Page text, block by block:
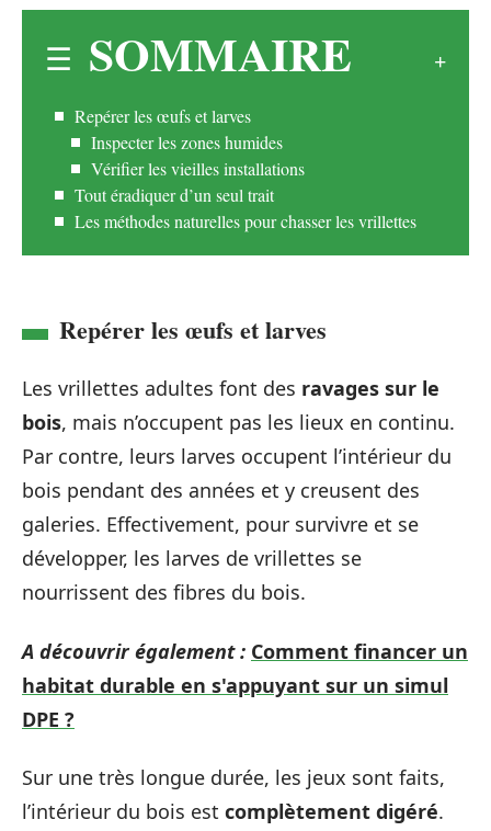
SOMMAIRE
Repérer les œufs et larves
Inspecter les zones humides
Vérifier les vieilles installations
Tout éradiquer d’un seul trait
Les méthodes naturelles pour chasser les vrillettes
Repérer les œufs et larves
Les vrillettes adultes font des ravages sur le
bois, mais n’occupent pas les lieux en continu.
Par contre, leurs larves occupent l’intérieur du
bois pendant des années et y creusent des
galeries. Effectivement, pour survivre et se
développer, les larves de vrillettes se
nourrissent des fibres du bois.
A découvrir également : Comment financer un
habitat durable en s'appuyant sur un simul
DPE ?
Sur une très longue durée, les jeux sont faits,
l’intérieur du bois est complètement digéré.